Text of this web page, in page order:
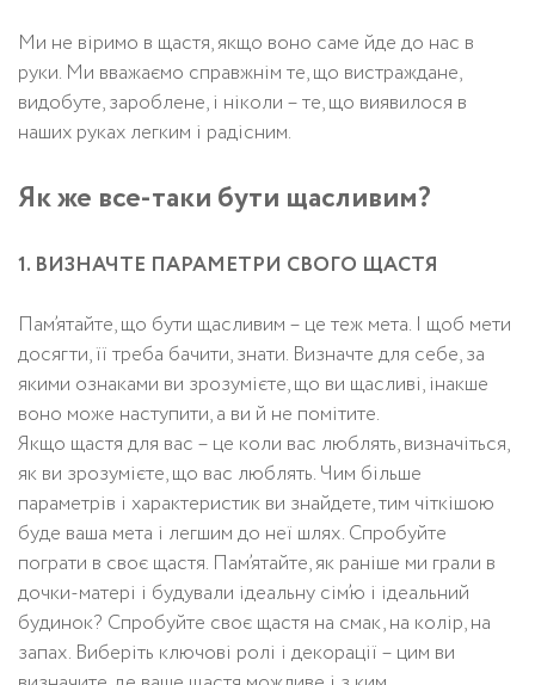
Ми не віримо в щастя, якщо воно саме йде до нас в
руки. Ми вважаємо справжнім те, що вистраждане,
видобуте, зароблене, і ніколи – те, що виявилося в
наших руках легким і радісним.
Як же все-таки бути щасливим?
1. ВИЗНАЧТЕ ПАРАМЕТРИ СВОГО ЩАСТЯ
Пам’ятайте, що бути щасливим – це теж мета. І щоб мети
досягти, її треба бачити, знати. Визначте для себе, за
якими ознаками ви зрозумієте, що ви щасливі, інакше
воно може наступити, а ви й не помітите.
Якщо щастя для вас – це коли вас люблять, визначіться,
як ви зрозумієте, що вас люблять. Чим більше
параметрів і характеристик ви знайдете, тим чіткішою
буде ваша мета і легшим до неї шлях. Спробуйте
пограти в своє щастя. Пам’ятайте, як раніше ми грали в
дочки-матері і будували ідеальну сім’ю і ідеальний
будинок? Спробуйте своє щастя на смак, на колір, на
запах. Виберіть ключові ролі і декорації – цим ви